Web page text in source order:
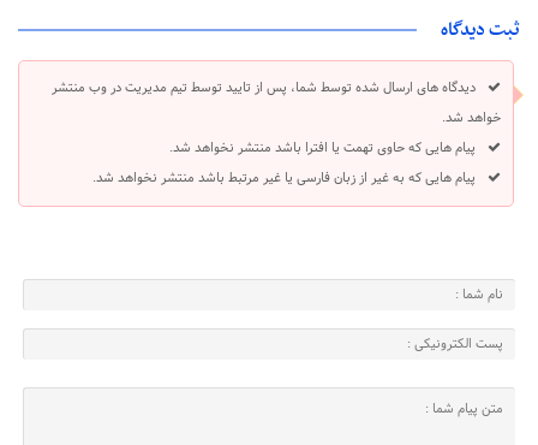
ثبت دیدگاه
دیدگاه های ارسال شده توسط شما، پس از تایید توسط تیم مدیریت در وب منتشر
خواهد شد.
پیام هایی که حاوی تهمت یا افترا باشد منتشر نخواهد شد.
پیام هایی که به غیر از زبان فارسی یا غیر مرتبط باشد منتشر نخواهد شد.